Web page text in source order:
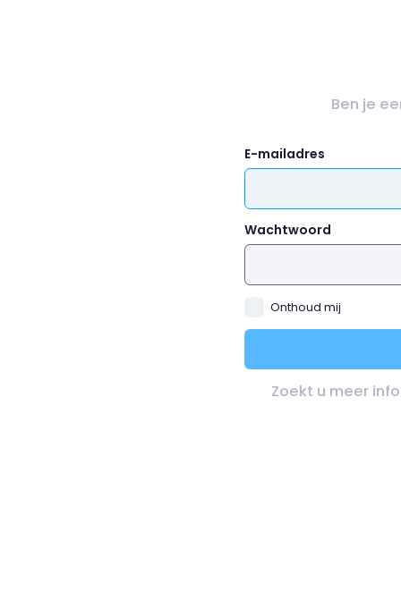
Ben je
E-mailadres
Wachtwoord
Onthoud mij
Zoekt u meer